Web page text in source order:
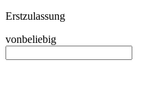
Erstzulassung
vonbeliebig